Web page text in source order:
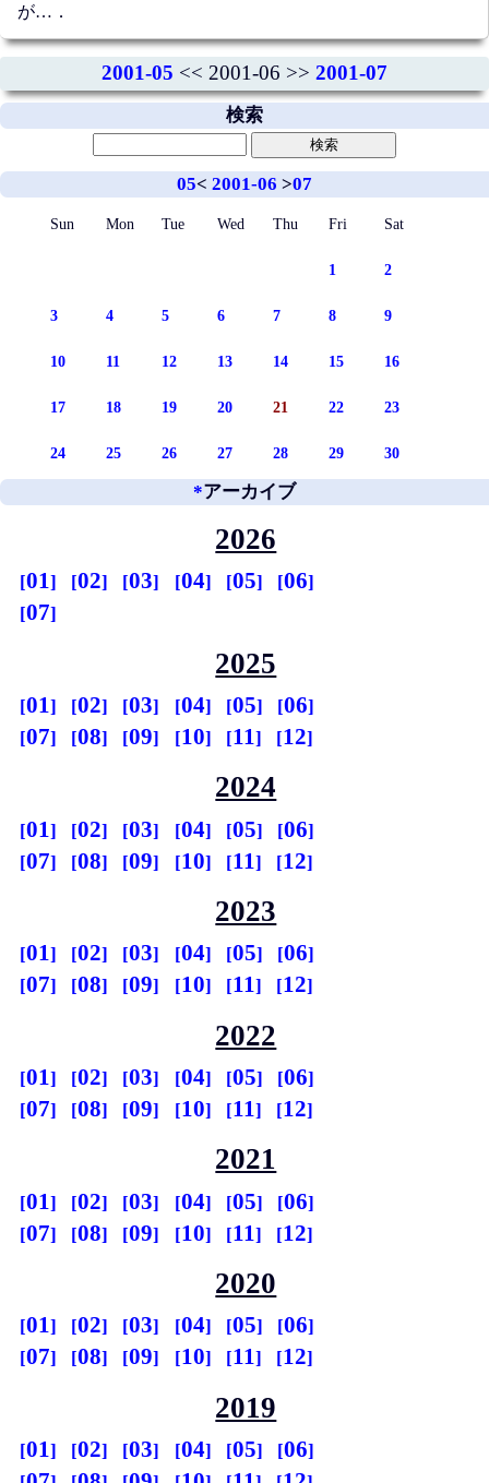
が…．
2001-05 << 2001-06 >> 2001-07
検索
05< 2001-06 >07
Sun Mon Tue Wed Thu Fri Sat
1 2
3 4 5 6 7 8 9
10 11 12 13 14 15 16
17 18 19 20 21 22 23
24 25 26 27 28 29 30
*アーカイブ
2026
01 02 03 04 05
06
07
2025
01 02 03 04 05
06
07
08 09 10 11 12
2024
01 02 03 04 05
06
07
08 09 10 11 12
2023
01 02 03 04 05
06
07
08 09 10 11 12
2022
01 02 03 04 05
06
07
08 09 10 11 12
2021
01 02 03 04 05
06
07
08 09 10 11 12
2020
01 02 03 04 05
06
07
08 09 10 11 12
2019
01 02 03 04 05
06